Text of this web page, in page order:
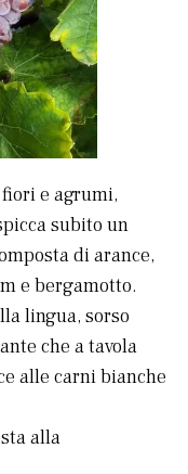
e agrumi,
subito un
di arance,
e bergamotto.
lingua, sorso
che a tavola
alle carni bianche
alla